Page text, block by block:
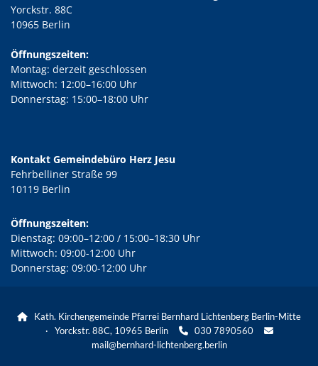
Yorckstr. 88C
10965 Berlin
Öffnungszeiten:
Montag: derzeit geschlossen
Mittwoch: 12:00–16:00 Uhr
Donnerstag: 15:00–18:00 Uhr
Kontakt Gemeindebüro Herz Jesu
Fehrbelliner Straße 99
10119 Berlin
Öffnungszeiten:
Dienstag: 09:00–12:00 / 15:00–18:30 Uhr
Mittwoch: 09:00-12:00 Uhr
Donnerstag: 09:00-12:00 Uhr

Kath. Kirchengemeinde Pfarrei Bernhard Lichtenberg Berlin-Mitte
· Yorckstr. 88C, 10965 Berlin
030 7890560 
mail@bernhard-lichtenberg.berlin